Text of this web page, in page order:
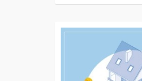
Descuentos